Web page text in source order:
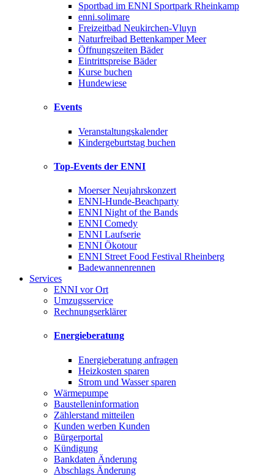
Sportbad im ENNI Sportpark Rheinkamp
enni.solimare
Freizeitbad Neukirchen-Vluyn
Naturfreibad Bettenkamper Meer
Öffnungszeiten Bäder
Eintrittspreise Bäder
Kurse buchen
Hundewiese
Events
Veranstaltungskalender
Kindergeburtstag buchen
Top-Events der ENNI
Moerser Neujahrskonzert
ENNI-Hunde-Beachparty
ENNI Night of the Bands
ENNI Comedy
ENNI Laufserie
ENNI Ökotour
ENNI Street Food Festival Rheinberg
Badewannenrennen
Services
ENNI vor Ort
Umzugsservice
Rechnungserklärer
Energieberatung
Energieberatung anfragen
Heizkosten sparen
Strom und Wasser sparen
Wärmepumpe
Baustelleninformation
Zählerstand mitteilen
Kunden werben Kunden
Bürgerportal
Kündigung
Bankdaten Änderung
Abschlags Änderung